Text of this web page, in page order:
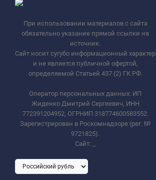
При использовании материалов с сайта
обязательно указание прямой ссылки на
источник.
Сайт носит сугубо информационный характер
и не является публичной офертой,
определяемой Статьей 437 (2) ГК РФ.
Оператор персональных данных: ИП
Жиденко Дмитрий Сергеевич, ИНН
772391204952, ОГРНИП 318774600583552.
Зарегистрирован в Роскомнадзоре (рег. №
9721825).
Сайт: